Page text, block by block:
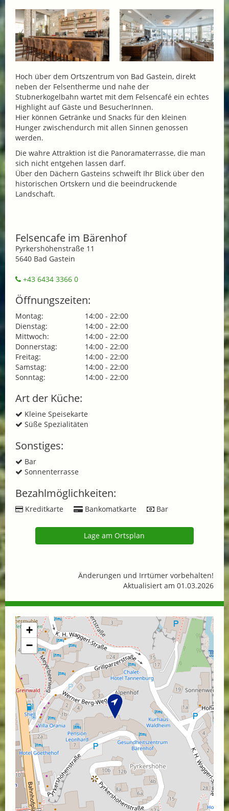
Hoch über dem Ortszentrum von Bad Gastein, direkt
neben der Felsentherme und nahe der
Stubnerkogelbahn wartet mit dem Felsencafé ein echtes
Highlight auf Gäste und BesucherInnen.
Hier können Getränke und Snacks für den kleinen
Hunger zwischendurch mit allen Sinnen genossen
werden.
Die wahre Attraktion ist die Panoramaterrasse, die man
sich nicht entgehen lassen darf.
Über den Dächern Gasteins schweift Ihr Blick über den
historischen Ortskern und die beeindruckende
Landschaft.
Felsencafe im Bärenhof
Pyrkershöhenstraße 11
5640 Bad Gastein
+43 6434 3366 0
Öffnungszeiten:
Montag:
14:00 - 22:00
Dienstag:
14:00 - 22:00
Mittwoch:
14:00 - 22:00
Donnerstag:
14:00 - 22:00
Freitag:
14:00 - 22:00
Samstag:
14:00 - 22:00
Sonntag:
14:00 - 22:00
Art der Küche:
Kleine Speisekarte
Süße Spezialitäten
Sonstiges:
Bar
Sonnenterrasse
Bezahlmöglichkeiten:
Kreditkarte Bankomatkarte Bar
Lage am Ortsplan
Änderungen und Irrtümer vorbehalten!
Aktualisiert am 01.03.2026
+
−